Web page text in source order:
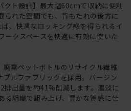
クト設計】最大幅60cmで収納に便利
られた空間でも、背もたれの後方に
、快適なロッキング感を得られるイ
ークスペースを快適に有効に使いた
廃棄ペットボトルのリサイクル繊維
ルファブリックを採用。バージン
排出量を約41%削減します。濃淡に
る組織で組み上げ、豊かな質感に仕